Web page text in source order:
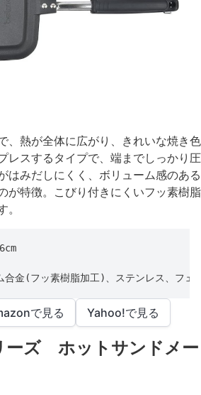
、熱が全体に広がり、きれいな焼き色
レスするタイプで、端までしっかり圧
はみだしにくく、ボリューム感のある
が特徴。こびり付きにくいフッ素樹脂
合金(フッ素樹脂加工)、ステンレス、フェ
で見る Yahoo!で見る
ーズ ホットサンドメー